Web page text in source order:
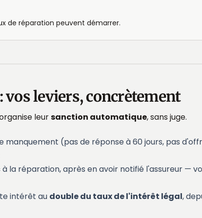
de réparation peuvent démarrer.
vos leviers, concrètement
leursanction automatique, sans juge.
manquement (pas de réponse à 60 jours, pas
à la réparation, après en avoir notifié l'assureur —
intérêt au double du taux de l'intérêt légal,